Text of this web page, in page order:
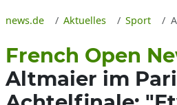
news.de Aktuelles Sport
French Open
Altmaier im